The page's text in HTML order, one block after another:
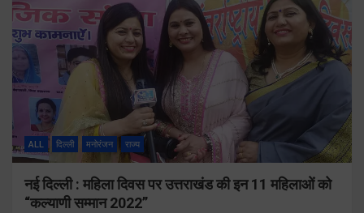
ALL दिल्ली मनोरंजन राज्य
नई दिल्ली : महिला दिवस पर उत्तराखंड की इन 11 महिलाओं को
“कल्याणी सम्मान 2022”